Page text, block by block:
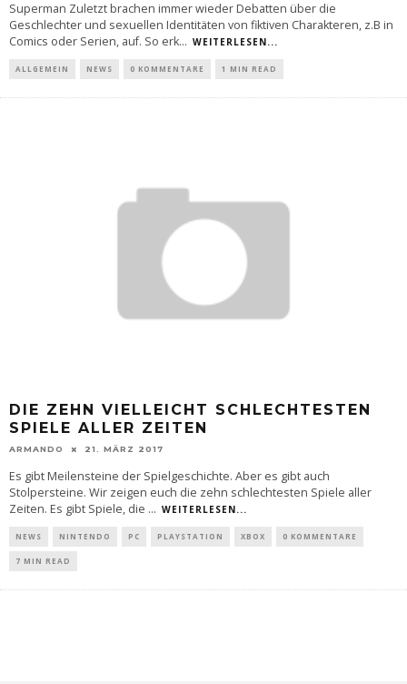
Superman Zuletzt brachen immer wieder Debatten über die
Geschlechter und sexuellen Identitäten von fiktiven Charakteren, z.B in
Comics oder Serien, auf. So erk... WEITERLESEN...
ALLGEMEIN NEWS 0 KOMMENTARE 1 MIN READ
DIE ZEHN VIELLEICHT SCHLECHTESTEN
SPIELE ALLER ZEITEN
ARMANDO 21. MÄRZ 2017
Es gibt Meilensteine der Spielgeschichte. Aber es gibt auch
Stolpersteine. Wir zeigen euch die zehn schlechtesten Spiele aller
Zeiten. Es gibt Spiele, die ... WEITERLESEN...
NEWS NINTENDO PC PLAYSTATION XBOX 0 KOMMENTARE
7 MIN READ